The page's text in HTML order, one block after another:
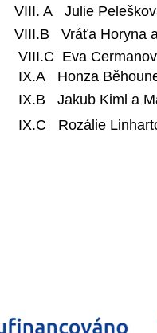
VIII. A Julie
VIII.B Vráťa Horyna
VIII.C Eva
IX.A Honza
IX.B Jakub Kiml a
IX.C
Rozálie